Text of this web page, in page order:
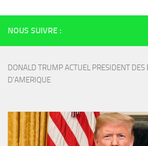
NOUS SUIVRE :
DONALD TRUMP ACTUEL PRESIDENT
D'AMERIQUE